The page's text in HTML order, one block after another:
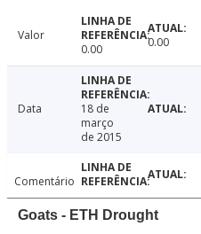
Valor
0.00
0.00
Data
18 de
março
de 2015
Comentário
Goats - ETH Drought